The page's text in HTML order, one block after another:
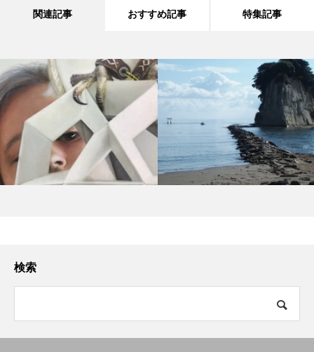
関連記事 おすすめ記事 特集記事
検索